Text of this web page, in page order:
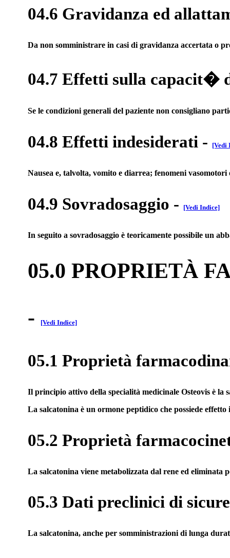
04.6 Gravidanza ed
Da non somministrare in casi di gravidanza accertata o
04.7 Effetti sulla capacit�
Se le condizioni generali del paziente non consigliano
04.8 Effetti indesiderati - [Vedi
Nausea e, talvolta, vomito e diarrea; fenomeni
04.9 Sovradosaggio - [Vedi Indice]
In seguito a sovradosaggio è teoricamente possibile un
05.0 PROPRIETÀ
-
[Vedi Indice]
05.1 Proprietà
Il principio attivo della specialità medicinale Osteovis è la
La salcatonina è un ormone peptidico che possiede
05.2 Proprietà
La salcatonina viene metabolizzata dal rene ed eliminata
05.3 Dati preclinici di
La salcatonina, anche per somministrazioni di lunga